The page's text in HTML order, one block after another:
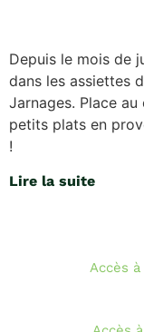
Depuis le mois de
dans les assiettes
Jarnages. Place
petits plats en
!
Lire la suite
Accès